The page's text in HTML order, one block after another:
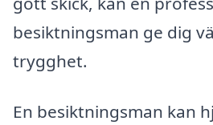
besiktningsman ge dig
trygghet.
En besiktningsman kan